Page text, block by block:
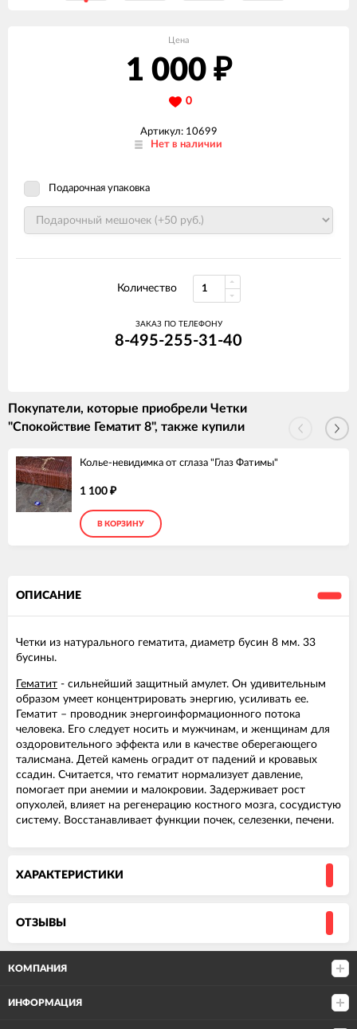
Цена
1 000 ₽
0
Артикул: 10699
Нет в наличии
Подарочная упаковка
Количество
ЗАКАЗ ПО ТЕЛЕФОНУ
8-495-255-31-40
Покупатели, которые приобрели Четки
"Спокойствие Гематит 8", также купили
Колье-невидимка от сглаза "Глаз Фатимы"
1 100 ₽
В КОРЗИНУ
ОПИСАНИЕ
Четки из натурального гематита, диаметр бусин 8 мм. 33
бусины.
Гематит - сильнейший защитный амулет. Он удивительным
образом умеет концентрировать энергию, усиливать ее.
Гематит – проводник энергоинформационного потока
человека. Его следует носить и мужчинам, и женщинам для
оздоровительного эффекта или в качестве оберегающего
талисмана. Детей камень оградит от падений и кровавых
ссадин. Считается, что гематит нормализует давление,
помогает при анемии и малокровии. Задерживает рост
опухолей, влияет на регенерацию костного мозга, сосудистую
систему. Восстанавливает функции почек, селезенки, печени.
ХАРАКТЕРИСТИКИ
ОТЗЫВЫ
КОМПАНИЯ
ИНФОРМАЦИЯ